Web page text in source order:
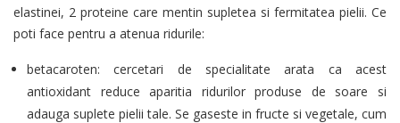
elastinei, 2 proteine care mentin supletea si fermitatea pielii. Ce
poti face pentru a atenua ridurile:
betacaroten: cercetari de specialitate arata ca acest
antioxidant reduce aparitia ridurilor produse de soare si
adauga suplete pielii tale. Se gaseste in fructe si vegetale, cum